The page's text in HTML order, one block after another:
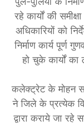
रहे कार्यों की
अधिकारियों को
निर्माण कार्य पूर्ण
हो चुके कार्यों का
कलेक्ट्रेट के मोहन
ने जिले के प्रत्येक
द्वारा कराये जा रहे